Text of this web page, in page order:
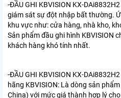
-ĐẦU GHI KBVISION KX-DAi8832H2
giám sát sự đột nhập bất thường.
khu vực như: cửa hàng, nhà kho,
Sản phẩm đầu ghi hình KBVISION
khách hàng khó tính nhất.
-ĐẦU GHI KBVISION KX-DAi8832H2
hãng KBVISION: Là dòng sản
China) với mức giá thành hợp lý